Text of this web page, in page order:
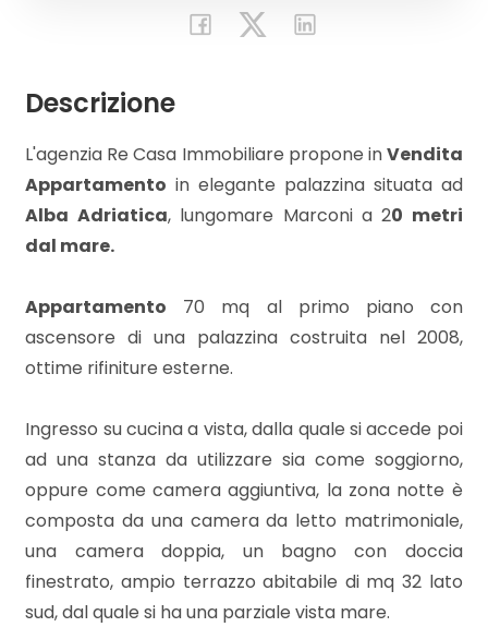
Descrizione
L'agenzia Re Casa Immobiliare propone inVendita
Appartamento in elegante palazzina situata ad
Alba Adriatica, lungomare Marconi a 20 metri
dal mare.
Appartamento 70 mq al primo piano con
ascensore di una palazzina costruita nel 2008,
ottime rifiniture esterne.
Ingresso su cucina a vista, dalla quale si accede poi
ad una stanza da utilizzare sia come soggiorno,
oppure come camera aggiuntiva, la zona notte è
composta da una camera da letto matrimoniale,
una camera doppia, un bagno con doccia
finestrato, ampio terrazzo abitabile di mq 32 lato
sud, dal quale si ha una parziale vista mare.
Totale
mq
Locali
minimi